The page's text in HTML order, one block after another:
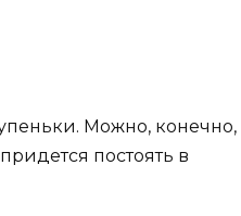
Можно, конечно,
постоять в